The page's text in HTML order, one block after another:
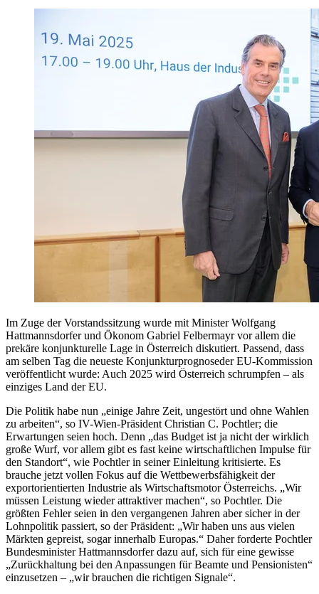
Im Zuge der Vorstandssitzung wurde mit Minister Wolfgang
Hattmannsdorfer und Ökonom Gabriel Felbermayr vor allem die
prekäre konjunkturelle Lage in Österreich diskutiert. Passend, dass
am selben Tag die neueste Konjunkturprognoseder EU-Kommission
veröffentlicht wurde: Auch 2025 wird Österreich schrumpfen – als
einziges Land der EU.
Die Politik habe nun „einige Jahre Zeit, ungestört und ohne Wahlen
zu arbeiten“, so IV-Wien-Präsident Christian C. Pochtler; die
Erwartungen seien hoch. Denn „das Budget ist ja nicht der wirklich
große Wurf, vor allem gibt es fast keine wirtschaftlichen Impulse für
den Standort“, wie Pochtler in seiner Einleitung kritisierte. Es
brauche jetzt vollen Fokus auf die Wettbewerbsfähigkeit der
exportorientierten Industrie als Wirtschaftsmotor Österreichs. „Wir
müssen Leistung wieder attraktiver machen“, so Pochtler. Die
größten Fehler seien in den vergangenen Jahren aber sicher in der
Lohnpolitik passiert, so der Präsident: „Wir haben uns aus vielen
Märkten gepreist, sogar innerhalb Europas.“ Daher forderte Pochtler
Bundesminister Hattmannsdorfer dazu auf, sich für eine gewisse
„Zurückhaltung bei den Anpassungen für Beamte und Pensionisten“
einzusetzen – „wir brauchen die richtigen Signale“.